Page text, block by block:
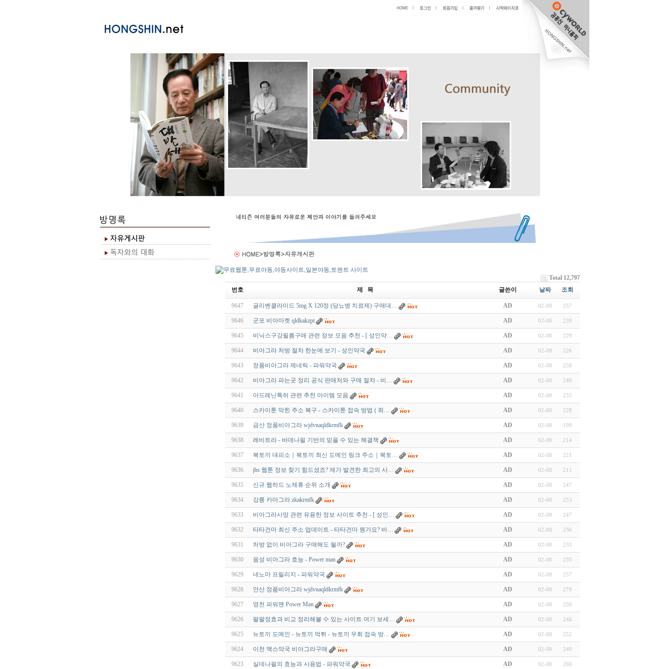
Total 12,797
번호
제 목 글쓴이 날짜 조회
9647 글리벤클라미드 5mg X 120정 (당뇨병 치료제) 구매대… AD 02-08 257
9646 군포 비아마켓 qldkakzpt AD 02-08 239
9645 비닉스구강필름구매 관련 정보 모음 추천 - [ 성인약… AD 02-08 229
9644 비아그라 처방 절차 한눈에 보기 - 성인약국 AD 02-08 226
9643 정품비아그라 제네릭 - 파워약국 AD 02-08 258
9642 비아그라 파는곳 정리 공식 판매처와 구매 절차 - 비… AD 02-08 249
9641 아드레닌특허 관련 추천 아이템 모음 AD 02-08 235
9640 스카이툰 막힌 주소 복구 - 스카이툰 접속 방법 ( 최… AD 02-08 228
9639 금산 정품비아그라 wjdvnaqldkrmfk AD 02-08 199
9638 레비트라 - 바데나필 기반의 믿을 수 있는 해결책 AD 02-08 214
9637 북토끼 대피소｜북토끼 최신 도메인 링크 주소｜북토… AD 02-08 221
9636 jhs 웹툰 정보 찾기 힘드셨죠? 제가 발견한 최고의 사… AD 02-08 211
9635 신규 웹하드 노제휴 순위 소개 AD 02-08 247
9634 강릉 카마그라 zkakrmfk AD 02-08 253
9633 비아그라사망 관련 유용한 정보 사이트 추천 - [ 성인… AD 02-08 247
9632 타타건마 최신 주소 업데이트 - 타타건마 뭔가요? 바… AD 02-08 236
9631 처방 없이 비아그라 구매해도 될까? AD 02-08 233
9630 음성 비아그라 효능 - Power man AD 02-08 235
9629 네노마 프릴리지 - 파워약국 AD 02-08 257
9628 안산 정품비아그라 wjdvnaqldkrmfk AD 02-08 278
9627 영천 파워맨 Power Man AD 02-08 250
9626 팔팔정효과 비교 정리해볼 수 있는 사이트 여기 보세… AD 02-08 246
9625 뉴토끼 도메인 - 뉴토끼 먹튀 - 뉴토끼 우회 접속 방… AD 02-08 252
9624 이천 맥스약국 비아그라구매 AD 02-08 249
9623 실데나필의 효능과 사용법 - 파워약국 AD 02-08 260